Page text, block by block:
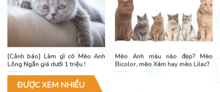
[Cảnh báo] Làm gì có Mèo Anh
Lông Ngắn giá dưới 1 triệu !
Mèo Anh màu nào đẹp? Mèo
Bicolor, mèo Xám hay mèo Lilac?
ĐƯỢC XEM NHIỀU